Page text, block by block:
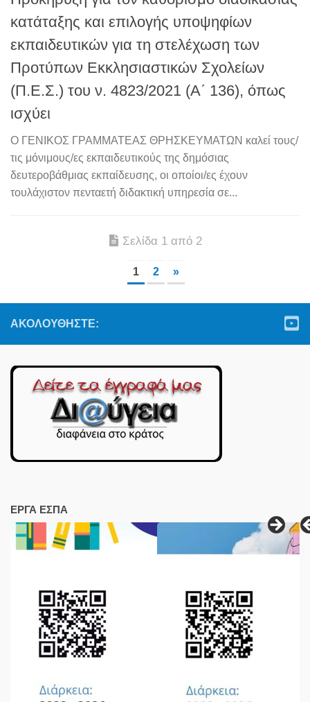
κατάταξης και επιλογής υποψηφίων
εκπαιδευτικών για τη στελέχωση των
Προτύπων Εκκλησιαστικών Σχολείων
(Π.Ε.Σ.) του ν. 4823/2021 (Α΄ 136), όπως
ισχύει
Ο ΓΕΝΙΚΟΣ ΓΡΑΜΜΑΤΕΑΣ ΘΡΗΣΚΕΥΜΑΤΩΝ καλεί τους/
τις μόνιμους/ες εκπαιδευτικούς της δημόσιας
δευτεροβάθμιας εκπαίδευσης, οι οποίοι/ες έχουν
τουλάχιστον πενταετή διδακτική υπηρεσία σε...
Σελίδα 1 από 2
1 2 »
ΑΚΟΛΟΥΘΉΣΤΕ:
ΕΡΓΑ ΕΣΠΑ